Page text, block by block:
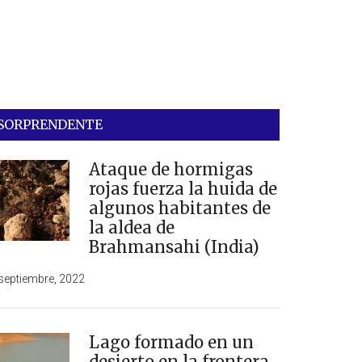
Ataque de hormigas
rojas fuerza la huida de
algunos habitantes de
la aldea de
Brahmansahi (India)
2022
Lago formado en un